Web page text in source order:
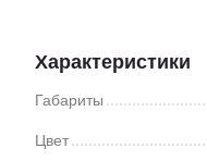
Характеристики
Габариты
Цвет